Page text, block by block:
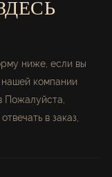
ниже, если вы
компании
Пожалуйста,
в заказ,